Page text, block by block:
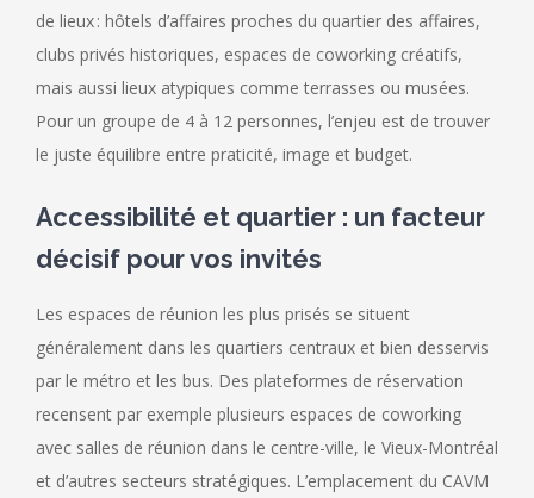
de lieux : hôtels d’affaires proches du quartier des affaires,
clubs privés historiques, espaces de coworking créatifs,
mais aussi lieux atypiques comme terrasses ou musées.
Pour un groupe de 4 à 12 personnes, l’enjeu est de trouver
le juste équilibre entre praticité, image et budget.
Accessibilité et quartier : un facteur
décisif pour vos invités
Les espaces de réunion les plus prisés se situent
généralement dans les quartiers centraux et bien desservis
par le métro et les bus. Des plateformes de réservation
recensent par exemple plusieurs espaces de coworking
avec salles de réunion dans le centre-ville, le Vieux-Montréal
et d’autres secteurs stratégiques. L’emplacement du CAVM